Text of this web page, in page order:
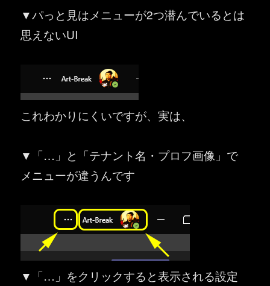
▼パっと見はメニューが2つ潜んでいるとは
思えないUI
これわかりにくいですが、実は、
▼「…」と「テナント名・プロフ画像」で
メニューが違うんです
▼「…」をクリックすると表示される設定